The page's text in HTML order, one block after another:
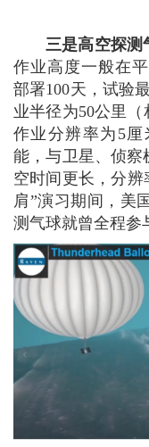
三是高空探测
作业高度一般在
部署100天，试验
业半径为50公里（
作业分辨率为5
能，与卫星、侦
空时间更长，分辨
肩”演习期间，美
测气球就曾全程参